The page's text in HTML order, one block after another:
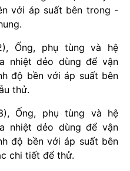
với áp suất bên trong -
Ống, phụ tùng và hệ
nhiệt dẻo dùng để vận
độ bền với áp suất bên
thử.
Ống, phụ tùng và hệ
nhiệt dẻo dùng để vận
độ bền với áp suất bên
chi tiết để thử.